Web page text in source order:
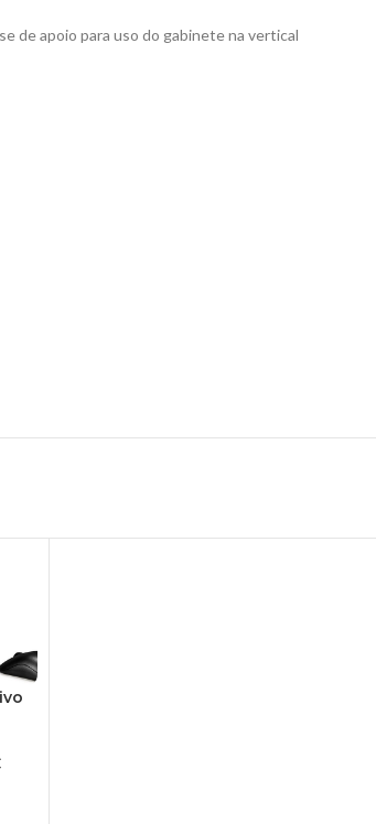
de apoio para uso do gabinete na vertical